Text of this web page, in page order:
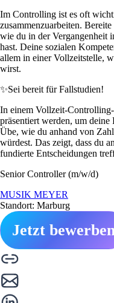
Im Controlling ist es oft
zusammenzuarbeiten.
wie du in der Vergangenheit
hast. Deine sozialen
allem in einer Vollzeitstelle,
wirst.
✨Sei bereit für Fallstudien!
In einem Vollzeit-
präsentiert werden, um deine
Übe, wie du anhand von
würdest. Das zeigt, dass du
fundierte Entscheidungen
Senior Controller (m/w/d)
MUSIK MEYER
Standort: Marburg
Jetzt bewerben